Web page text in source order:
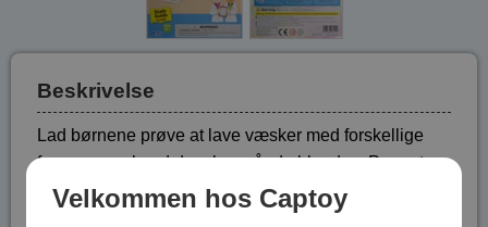
Beskrivelse
Lad børnene prøve at lave væsker med forskellige
farver og se hvad der sker, når de blandes. Prøv at
opløse forskellige ting fra køkkenet i vand, udvind salt
Velkommen hos Captoy